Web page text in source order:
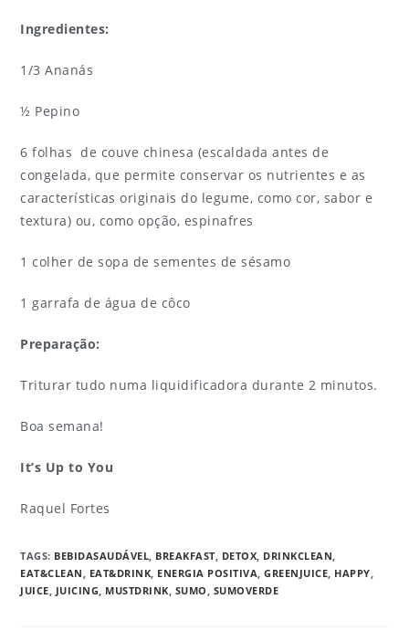
Ingredientes:
1/3 Ananás
½ Pepino
6 folhas de couve chinesa (escaldada antes de
congelada, que permite conservar os nutrientes e as
características originais do legume, como cor, sabor e
textura) ou, como opção, espinafres
1 colher de sopa de sementes de sésamo
1 garrafa de água de côco
Preparação:
Triturar tudo numa liquidificadora durante 2 minutos.
Boa semana!
It’s Up to You
Raquel Fortes
TAGS: BEBIDASAUDÁVEL, BREAKFAST, DETOX, DRINKCLEAN,
EAT&CLEAN, EAT&DRINK, ENERGIA POSITIVA, GREENJUICE, HAPPY,
JUICE, JUICING, MUSTDRINK, SUMO, SUMOVERDE